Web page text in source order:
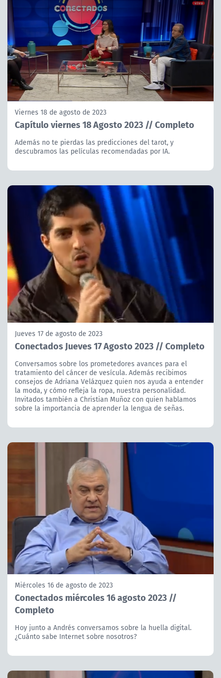
Viernes 18 de agosto de 2023
Capítulo viernes 18 Agosto 2023 // Completo
Además no te pierdas las predicciones del tarot, y
descubramos las películas recomendadas por IA.
Jueves 17 de agosto de 2023
Conectados Jueves 17 Agosto 2023 // Completo
Conversamos sobre los prometedores avances para el
tratamiento del cáncer de vesícula. Además recibimos
consejos de Adriana Velázquez quien nos ayuda a entender
la moda, y cómo refleja la ropa, nuestra personalidad.
Invitados también a Christian Muñoz con quien hablamos
sobre la importancia de aprender la lengua de señas.
Miércoles 16 de agosto de 2023
Conectados miércoles 16 agosto 2023 //
Completo
Hoy junto a Andrés conversamos sobre la huella digital.
¿Cuánto sabe Internet sobre nosotros?